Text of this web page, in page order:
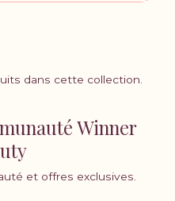
dans cette collection.
Winner
et offres exclusives.